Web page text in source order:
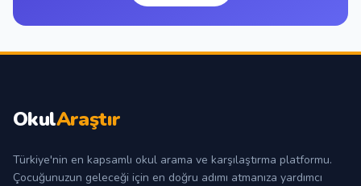
OkulAraştır
Türkiye'nin en kapsamlı okul arama ve karşılaştırma platformu.
Çocuğunuzun geleceği için en doğru adımı atmanıza yardımcı